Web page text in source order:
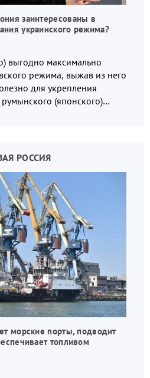
заинтересованы в
украинского режима?
выгодно максимально
режима, выжав из него
для укрепления
(японского)
РОССИЯ
морские порты, подводит
топливом